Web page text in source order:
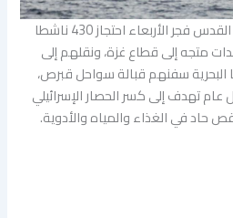
أعلنت السلطات الإسرائيلية في القدس فجر الأربعاء احتجاز 430 ناشطا
متجه إلى قطاع غزة، ونقلهم إلى
البحرية سفنهم قبالة سواحل قبرص،
تهدف إلى كسر الحصار الإسرائيلي
حاد في الغذاء والمياه والأدوية.